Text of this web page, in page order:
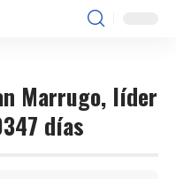
Marrugo, líder
días